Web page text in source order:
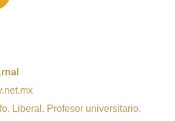
Liberal. Profesor universitario.